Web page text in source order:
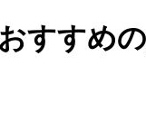
すすめ